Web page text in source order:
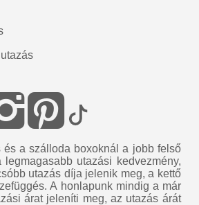
és a szálloda boxoknál a jobb felső
utazási kedvezmény,
utazás díja jelenik meg, a kettő
A honlapunk mindig a már
árat jeleníti meg, az utazás árát